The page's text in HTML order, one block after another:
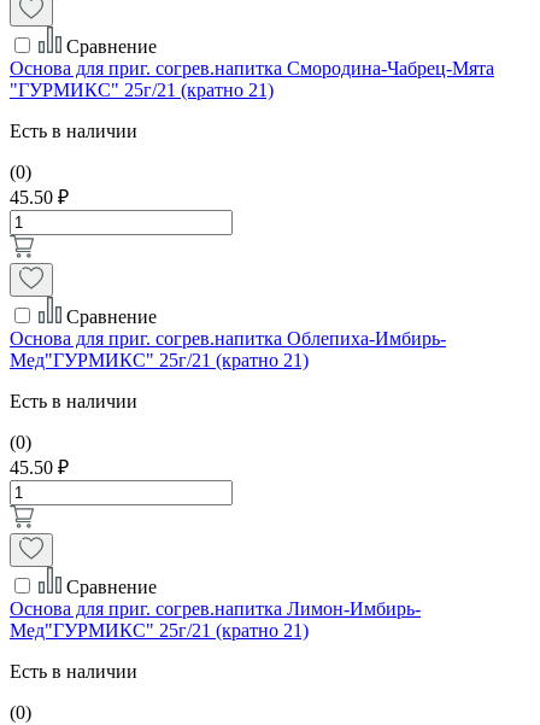
Сравнение
Основа для приг. согрев.напитка Смородина-Чабрец-Мята
"ГУРМИКС" 25г/21 (кратно 21)
Есть в наличии
(0)
45.50 ₽
Сравнение
Основа для приг. согрев.напитка Облепиха-Имбирь-
Мед"ГУРМИКС" 25г/21 (кратно 21)
Есть в наличии
(0)
45.50 ₽
Сравнение
Основа для приг. согрев.напитка Лимон-Имбирь-
Мед"ГУРМИКС" 25г/21 (кратно 21)
Есть в наличии
(0)